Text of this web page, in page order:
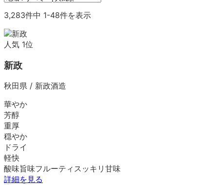
3,283件中 1-48件を表示
人気 1位
新政
秋田県 / 新政酒造
華やか
芳醇
重厚
穏やか
ドライ
軽快
酸味旨味フルーティ スッキリ 甘味
詳細を見る